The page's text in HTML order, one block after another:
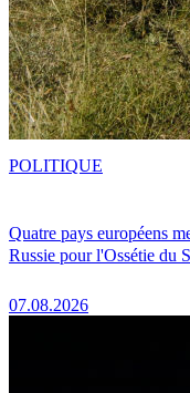
Quatre pays européens
Russie pour l'Ossétie du
07.08.2026
POLITIQUE